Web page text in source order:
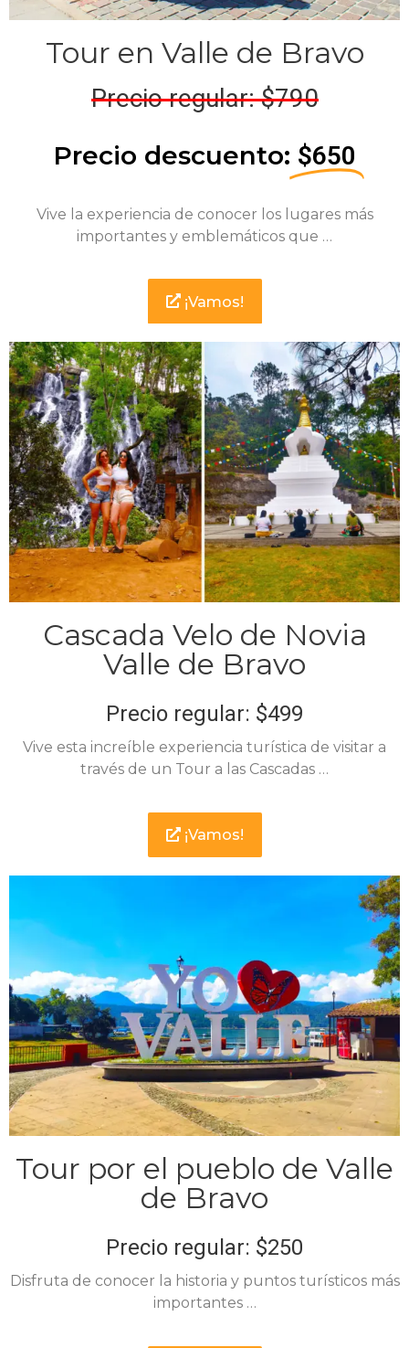
Tour en Valle de Bravo
Precio regular: $790
Precio descuento: $650
Vive la experiencia de conocer los lugares más
importantes y emblemáticos que …
¡Vamos!
Cascada Velo de Novia
Valle de Bravo
Precio regular: $499
Vive esta increíble experiencia turística de visitar a
través de un Tour a las Cascadas …
¡Vamos!
Tour por el pueblo de Valle
de Bravo
Precio regular: $250
Disfruta de conocer la historia y puntos turísticos más
importantes …